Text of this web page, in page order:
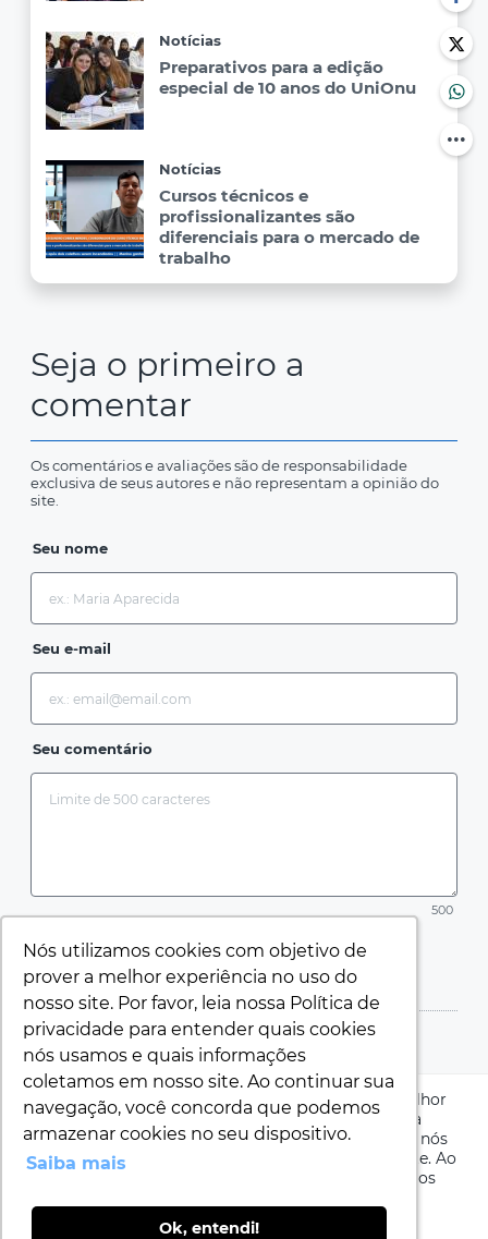
Nós utilizamos cookies com objetivo de
prover a melhor experiência no uso do
nosso site. Por favor, leia nossa Política de
privacidade para entender quais cookies
nós usamos e quais informações
coletamos em nosso site. Ao continuar sua
navegação, você concorda que podemos
armazenar cookies no seu dispositivo.
Saiba mais
Ok, entendi!
Nós utilizamos cookies com objetivo de
prover a melhor experiência no uso do
nosso site. Por favor, leia nossa Política de
privacidade para entender quais cookies
nós usamos e quais informações
coletamos em nosso site. Ao continuar sua
navegação, você concorda que podemos
armazenar cookies no seu dispositivo.
Saiba mais
Ok, entendi!
Notícias
Preparativos para a edição
especial de 10 anos do UniOnu
Notícias
Cursos técnicos e
profissionalizantes são
diferenciais para o mercado de
trabalho
Seja o primeiro a
comentar
Os comentários e avaliações são de responsabilidade
exclusiva de seus autores e não representam a opinião do
site.
Seu nome
Seu e-mail
Seu comentário
500
ENVIAR
Nós utilizamos cookies com objetivo de prover a melhor
experiência no uso do nosso site. Por favor, leia nossa
Política de privacidadepara entender quais cookies nós
usamos e quais informações coletamos em nosso site. Ao
continuar sua navegação, você concorda que podemos